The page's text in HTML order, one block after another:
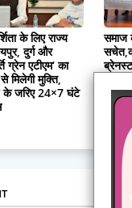
के लिए राज्य
दुर्ग और
ग्रेन एटीएम‘ का
मिलेगी मुक्ति,
के जरिए 24×7 घंटे
समाज